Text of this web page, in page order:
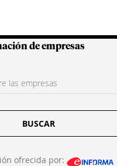
Colombianas
de empresas
BUSCAR
ofrecida por: